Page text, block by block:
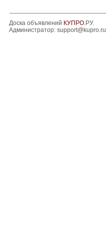
Доска объявлений КУПРО.РУ.
Администратор: support@kupro.ru